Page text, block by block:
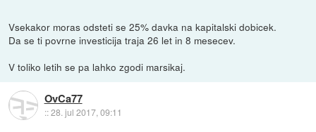
Vsekakor moras odsteti se 25% davka na kapitalski dobicek.
Da se ti povrne investicija traja 26 let in 8 mesecev.
V toliko letih se pa lahko zgodi marsikaj.
OvCa77
::28. jul 2017, 09:11